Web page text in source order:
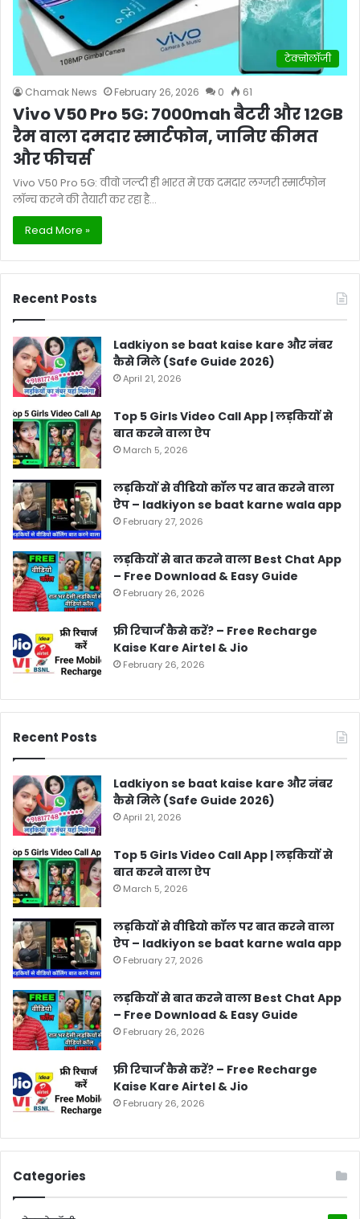
टेक्नोलॉजी
Chamak News February 26, 2026 0 61
Vivo V50 Pro 5G: 7000mah बैटरी और 12GB
रैम वाला दमदार स्मार्टफोन, जानिए कीमत
और फीचर्स
Vivo V50 Pro 5G: वीवो जल्दी ही भारत में एक दमदार लग्जरी स्मार्टफोन
लॉन्च करने की तैयारी कर रहा है…
Read More »
Recent Posts
Ladkiyon se baat kaise kare और नंबर
कैसे मिले (Safe Guide 2026)
April 21, 2026
Top 5 Girls Video Call App | लड़कियों से
बात करने वाला ऐप
March 5, 2026
लड़कियों से वीडियो कॉल पर बात करने वाला
ऐप – ladkiyon se baat karne wala app
February 27, 2026
लड़कियों से बात करने वाला Best Chat App
– Free Download & Easy Guide
February 26, 2026
फ्री रिचार्ज कैसे करें? – Free Recharge
Kaise Kare Airtel & Jio
February 26, 2026
Recent Posts
Ladkiyon se baat kaise kare और नंबर
कैसे मिले (Safe Guide 2026)
April 21, 2026
Top 5 Girls Video Call App | लड़कियों से
बात करने वाला ऐप
March 5, 2026
लड़कियों से वीडियो कॉल पर बात करने वाला
ऐप – ladkiyon se baat karne wala app
February 27, 2026
लड़कियों से बात करने वाला Best Chat App
– Free Download & Easy Guide
February 26, 2026
फ्री रिचार्ज कैसे करें? – Free Recharge
Kaise Kare Airtel & Jio
February 26, 2026
Categories